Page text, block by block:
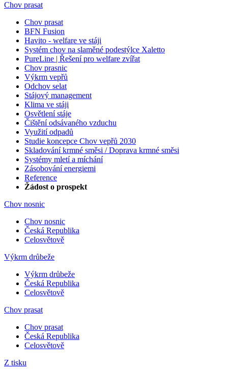
Chov prasat
Chov prasat
BFN Fusion
Havito - welfare ve stáji
Systém chov na slaměné podestýlce Xaletto
PureLine | Řešení pro welfare zvířat
Chov prasnic
Výkrm vepřů
Odchov selat
Stájový management
Klima ve stáji
Osvětlení stáje
Čištění odsávaného vzduchu
Využití odpadů
Studie koncepce Chov vepřů 2030
Skladování krmné směsi / Doprava krmné směsi
Systémy mletí a míchání
Zásobování energiemi
Reference
Žádost o prospekt
Chov nosnic
Chov nosnic
Česká Republika
Celosvětově
Výkrm drůbeže
Výkrm drůbeže
Česká Republika
Celosvětově
Chov prasat
Chov prasat
Česká Republika
Celosvětově
Z tisku